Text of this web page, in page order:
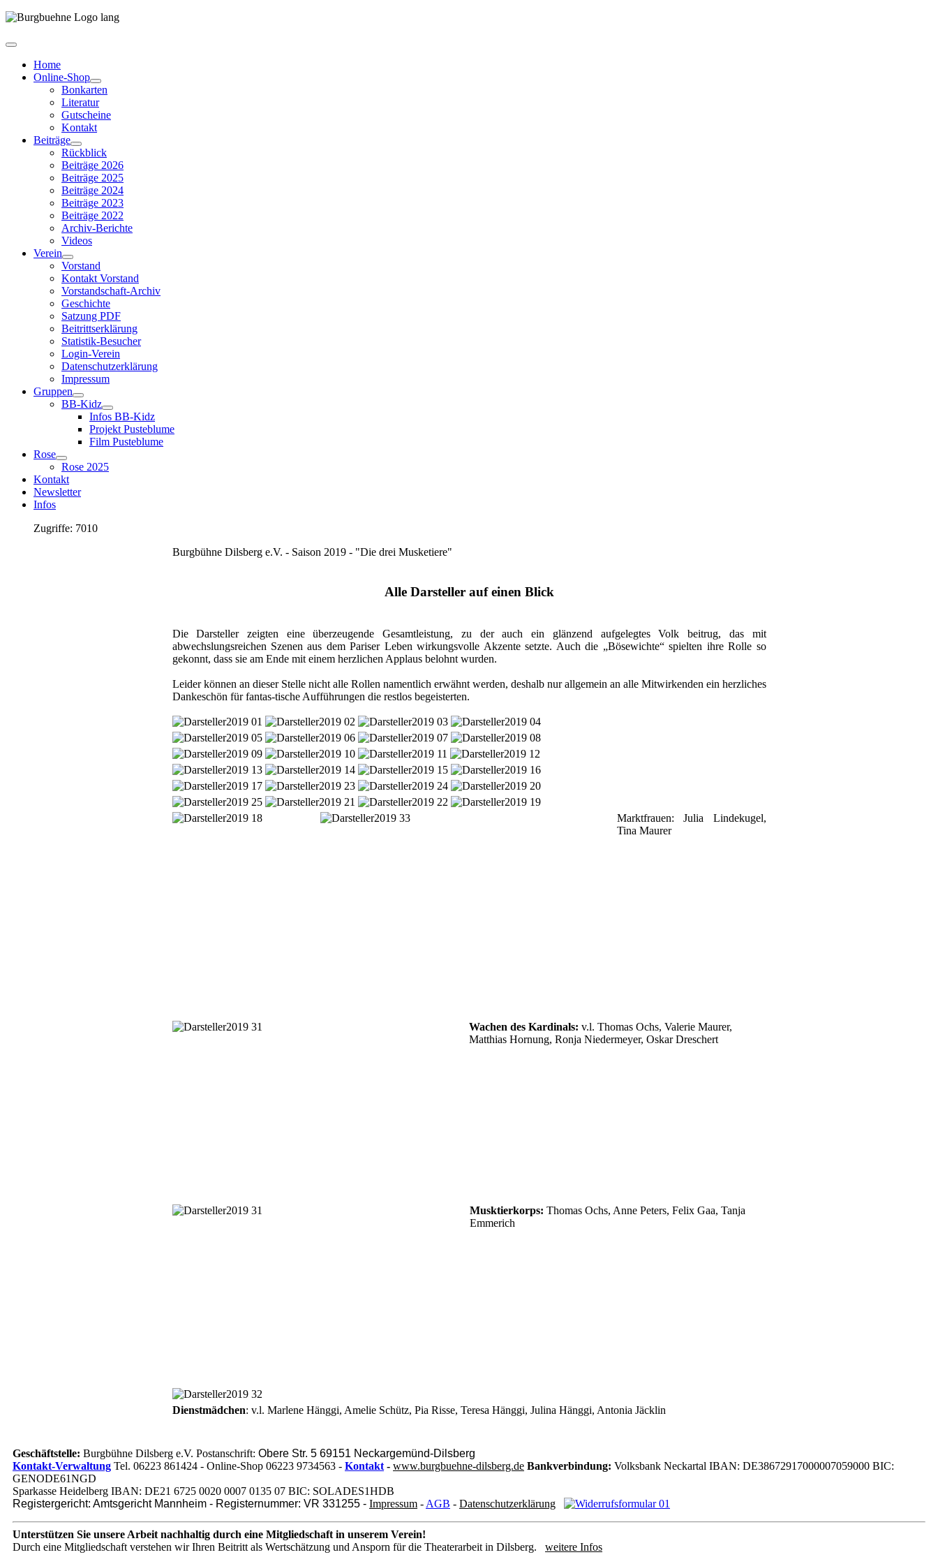
Home
Online-Shop
Bonkarten
Literatur
Gutscheine
Kontakt
Beiträge
Rückblick
Beiträge 2026
Beiträge 2025
Beiträge 2024
Beiträge 2023
Beiträge 2022
Archiv-Berichte
Videos
Verein
Vorstand
Kontakt Vorstand
Vorstandschaft-Archiv
Geschichte
Satzung PDF
Beitrittserklärung
Statistik-Besucher
Login-Verein
Datenschutzerklärung
Impressum
Gruppen
BB-Kidz
Infos BB-Kidz
Projekt Pusteblume
Film Pusteblume
Rose
Rose 2025
Kontakt
Newsletter
Infos
Zugriffe: 7010
Burgbühne Dilsberg e.V. - Saison 2019 - "Die drei Musketiere"
Alle Darsteller auf einen Blick
Die Darsteller zeigten eine überzeugende Gesamtleistung, zu der auch ein glänzend aufgelegtes Volk beitrug, das mit
abwechslungsreichen Szenen aus dem Pariser Leben wirkungsvolle Akzente setzte. Auch die „Bösewichte“ spielten ihre Rolle so
gekonnt, dass sie am Ende mit einem herzlichen Applaus belohnt wurden.
Leider können an dieser Stelle nicht alle Rollen namentlich erwähnt werden, deshalb nur allgemein an alle Mitwirkenden ein herzliches
Dankeschön für fantas-tische Aufführungen die restlos begeisterten.
Marktfrauen: Julia Lindekugel,
Tina Maurer
Wachen des Kardinals: v.l. Thomas Ochs, Valerie Maurer,
Matthias Hornung, Ronja Niedermeyer, Oskar Dreschert
Musktierkorps: Thomas Ochs, Anne Peters, Felix Gaa, Tanja
Emmerich
Dienstmädchen: v.l. Marlene Hänggi, Amelie Schütz, Pia Risse, Teresa Hänggi, Julina Hänggi, Antonia Jäcklin
Geschäftstelle: Burgbühne Dilsberg e.V. Postanschrift: Obere Str. 5 69151 Neckargemünd-Dilsberg
Kontakt-Verwaltung Tel. 06223 861424 - Online-Shop 06223 9734563 - Kontakt - www.burgbuehne-dilsberg.de Bankverbindung: Volksbank Neckartal IBAN: DE38672917000007059000 BIC:
GENODE61NGD
Sparkasse Heidelberg IBAN: DE21 6725 0020 0007 0135 07 BIC: SOLADES1HDB
Registergericht: Amtsgericht Mannheim - Registernummer: VR 331255 - Impressum - AGB - Datenschutzerklärung
Unterstützen Sie unsere Arbeit nachhaltig durch eine Mitgliedschaft in unserem Verein!
Durch eine Mitgliedschaft verstehen wir Ihren Beitritt als Wertschätzung und Ansporn für die Theaterarbeit in Dilsberg. weitere Infos